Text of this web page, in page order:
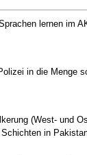
lernen im
in die Menge
(West- und
in